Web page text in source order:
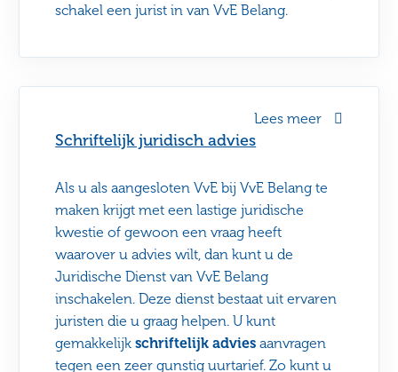
Schriftelijk juridisch advies
Als u als aangesloten VvE bij VvE Belang te
maken krijgt met een lastige juridische
kwestie of gewoon een vraag heeft
waarover u advies wilt, dan kunt u de
Juridische Dienst van VvE Belang
inschakelen. Deze dienst bestaat uit ervaren
juristen die u graag helpen. U kunt
gemakkelijkschriftelijk advies aanvragen
tegen een zeer gunstig uurtarief. Zo kunt u
Lees meer
schakel een jurist in van VvE Belang.